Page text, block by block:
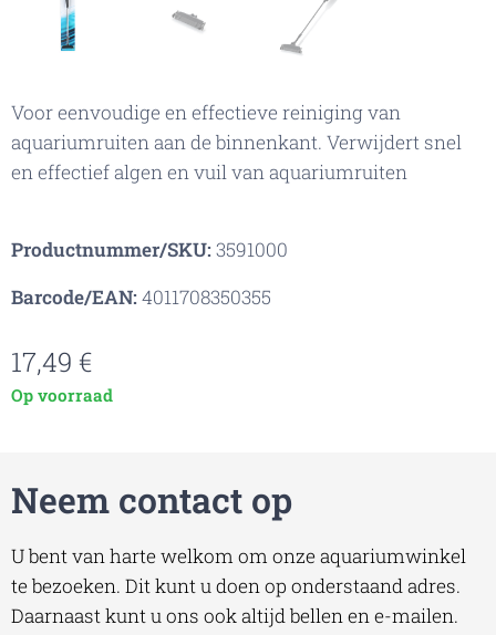
Voor eenvoudige en effectieve reiniging van
aquariumruiten aan de binnenkant. Verwijdert snel
en effectief algen en vuil van aquariumruiten
Productnummer/SKU:3591000
Barcode/EAN:4011708350355
17,49 €
Op voorraad
Neem contact op
U bent van harte welkom om onze aquariumwinkel
te bezoeken. Dit kunt u doen op onderstaand adres.
Daarnaast kunt u ons ook altijd bellen en e-mailen.